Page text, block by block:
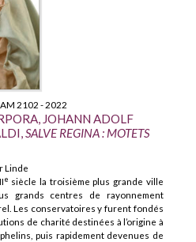
2102 - 2022
JOHANN ADOLF
SALVE REGINA : MOTETS
Linde
e siècle la troisième plus grande ville
grands centres de rayonnement
Les conservatoires y furent fondés
de charité destinées à l’origine à
puis rapidement devenues de